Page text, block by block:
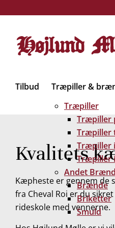
Tilbud
Træpiller &
Træpiller
Træpiller
Træpiller
Træpiller
Træpiller
Andet
Brænde
Briketter
Smuld
Kvalitets
Kæpheste er gennem de
fra Cheval Roi er du
rideskole med vennerne.